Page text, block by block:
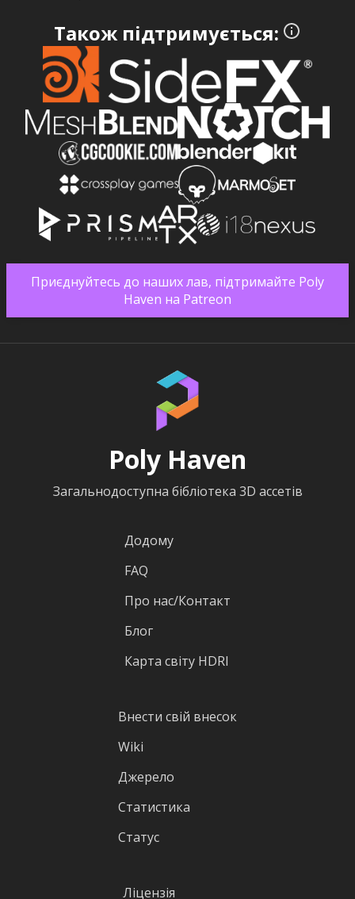
Також підтримується:
Приєднуйтесь до наших лав, підтримайте Poly
Haven на Patreon
Poly Haven
Загальнодоступна бібліотека 3D ассетів
Додому
FAQ
Про нас/Контакт
Блог
Карта світу HDRI
Внести свій внесок
Wiki
Джерело
Статистика
Статус
Ліцензія